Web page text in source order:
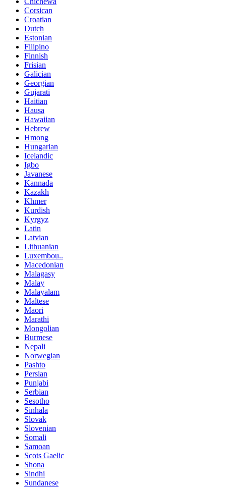
Corsican
Croatian
Dutch
Estonian
Filipino
Finnish
Frisian
Galician
Georgian
Gujarati
Haitian
Hausa
Hawaiian
Hebrew
Hmong
Hungarian
Icelandic
Igbo
Javanese
Kannada
Kazakh
Khmer
Kurdish
Kyrgyz
Latin
Latvian
Lithuanian
Luxembou..
Macedonian
Malagasy
Malay
Malayalam
Maltese
Maori
Marathi
Mongolian
Burmese
Nepali
Norwegian
Pashto
Persian
Punjabi
Serbian
Sesotho
Sinhala
Slovak
Slovenian
Somali
Samoan
Scots Gaelic
Shona
Sindhi
Sundanese